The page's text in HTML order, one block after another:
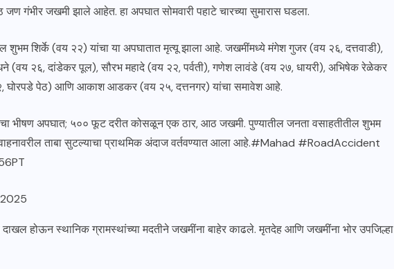
गंभीर जखमी झाले आहेत. हा अपघात सोमवारी पहाटे चारच्या सुमारास घडला.
शुभम शिर्के (वय २२) यांचा या अपघातात मृत्यू झाला आहे. जखमींमध्ये मंगेश गुजर (वय २६, दत्तवाडी),
(वय २६, दांडेकर पूल), सौरभ महादे (वय २२, पर्वती), गणेश लावंडे (वय २७, धायरी), अभिषेक रेळेकर
घोरपडे पेठ) आणि आकाश आडकर (वय २५, दत्तनगर) यांचा समावेश आहे.
भीषण अपघात; ५०० फूट दरीत कोसळून एक ठार, आठ जखमी. पुण्यातील जनता वसाहतीतील शुभम
ताबा सुटल्याचा प्राथमिक अंदाज वर्तवण्यात आला आहे.#Mahad #RoadAccident
होऊन स्थानिक ग्रामस्थांच्या मदतीने जखमींना बाहेर काढले. मृतदेह आणि जखमींना भोर उपजिल्हा